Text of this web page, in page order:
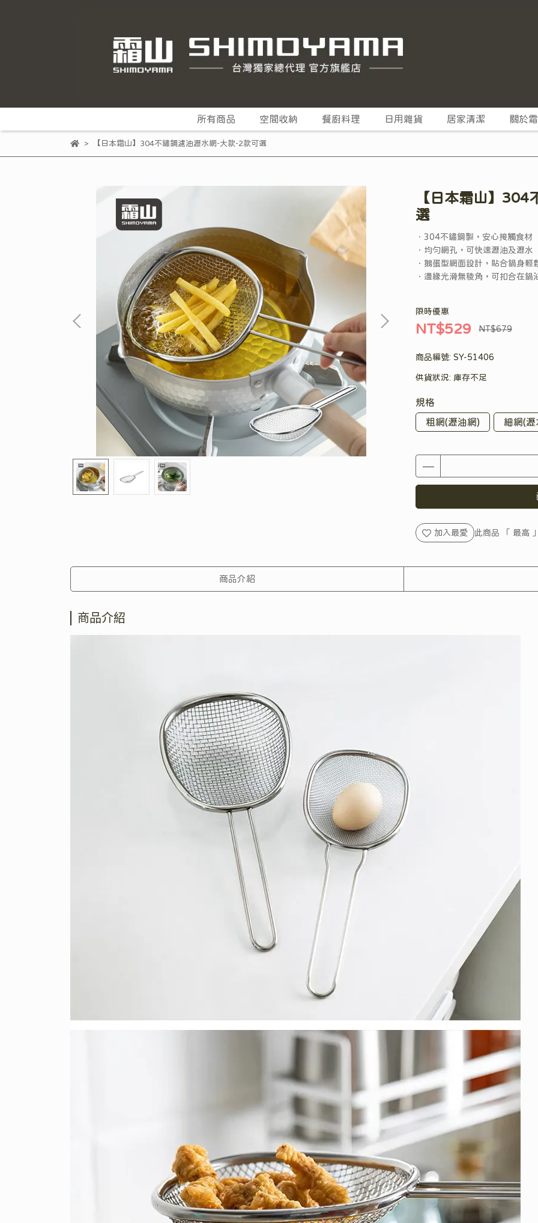
所有商品 空間收納 餐廚料理 日用雜貨 居家清潔 關於
【日本霜山】304不鏽鋼濾油瀝水網-大款-2款可選
【日本霜山】
選
．304不鏽鋼製，安心接觸食材
．均勻網孔，可快速瀝油及瀝水
．鵝蛋型網面設計，貼合鍋身輕
．邊緣光滑無稜角，可扣合在鍋
限時優惠
NT$529 NT$679
商品編號: SY-51406
供貨狀況: 庫存不足
規格
粗網(瀝油網)
細網(瀝
加入最愛 此商品 「 最高
商品介紹
商品介紹